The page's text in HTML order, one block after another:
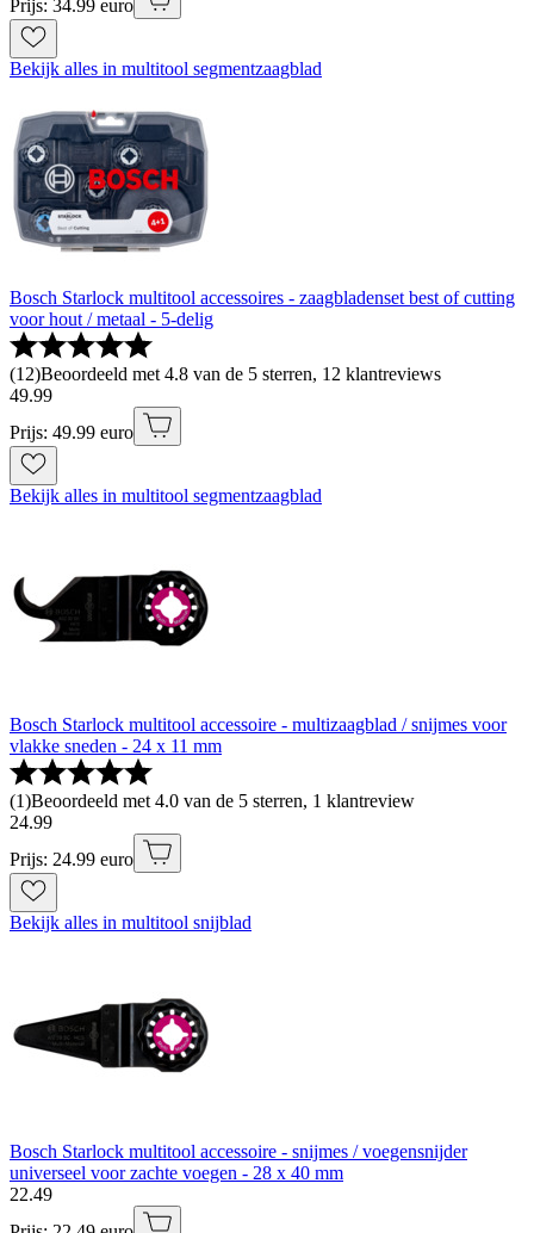
Prijs: 34.99 euro
Bekijk alles in multitool segmentzaagblad
Bosch Starlock multitool accessoires - zaagbladenset best of cutting
voor hout / metaal - 5-delig
(12)Beoordeeld met 4.8 van de 5 sterren, 12 klantreviews
49.99
Prijs: 49.99 euro
Bekijk alles in multitool segmentzaagblad
Bosch Starlock multitool accessoire - multizaagblad / snijmes voor
vlakke sneden - 24 x 11 mm
(1)Beoordeeld met 4.0 van de 5 sterren, 1 klantreview
24.99
Prijs: 24.99 euro
Bekijk alles in multitool snijblad
Bosch Starlock multitool accessoire - snijmes / voegensnijder
universeel voor zachte voegen - 28 x 40 mm
22.49